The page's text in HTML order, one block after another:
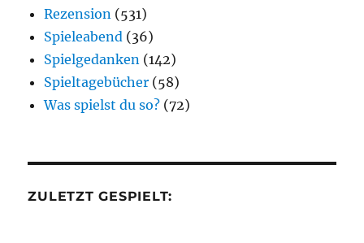
Rezension (531)
Spieleabend (36)
Spielgedanken (142)
Spieltagebücher (58)
Was spielst du so? (72)
ZULETZT GESPIELT: